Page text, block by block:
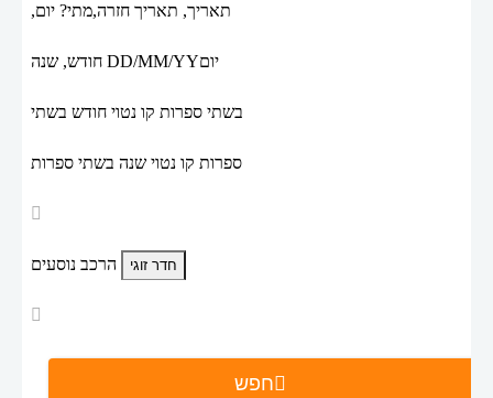
תאריך, תאריך חזרה,מתי? יום,
DD/MM/YYיום
בשתי ספרות קו נטוי חודש בשתי
ספרות קו נטוי שנה בשתי ספרות
הרכב נוסעים
חפש